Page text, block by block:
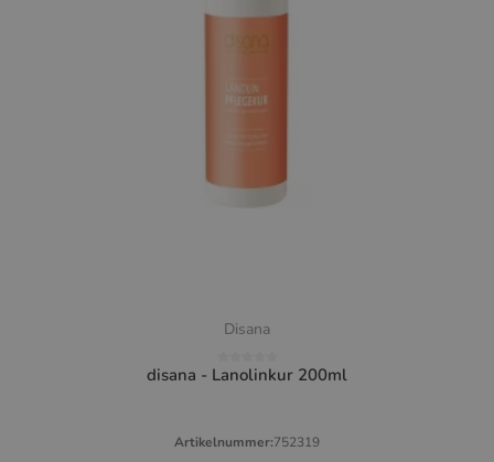
Disana
disana - Lanolinkur 200ml
Artikelnummer:752319